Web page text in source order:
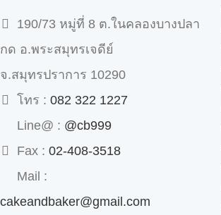
190/73 หมู่ที่ 8 ต.ในคลองบางปลา
กด อ.พระสมุทรเจดีย์
จ.สมุทรปราการ 10290
โทร : 082 322 1227
Line@ : @cb999
Fax : 02-408-3518
Mail :
cakeandbaker@gmail.com